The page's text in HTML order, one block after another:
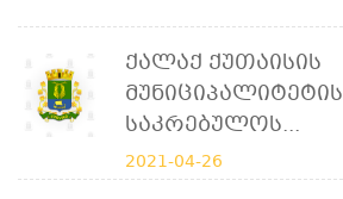
Ქალაქ Ქუთაისის
Მუნიციპალიტეტის
Საკრებულოს...
2021-04-26